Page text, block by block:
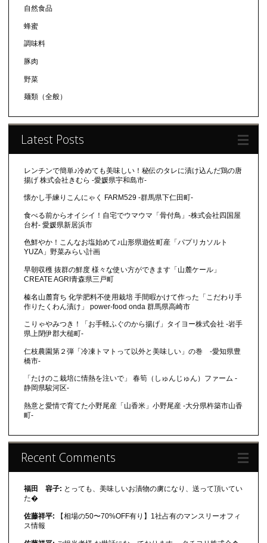
自然食品
蜂蜜
調味料
豚肉
野菜
麺類（全般）
Latest Posts
レンチンで簡単♪冷めても美味しい！秘伝のタレに漬け込んだ鶏の唐
揚げ 株式会社きむら -愛媛県宇和島市-
懐かし手練りこんにゃく FARM529 -群馬県下仁田町-
食べる前からオイシイ！自宅でウマウマ「骨付鳥」-株式会社四国屋
台村- 愛媛県新居浜市
色鮮やか！こんなお塩始めて♪山形県遊佐町産「パプリカソルト
YUZA」野菜みらい計画
早朝収穫 抜群の鮮度 様々な使い方ができます「山麓ケール」
CREATE AGRI青森県三戸町
榛名山麓育ち 化学肥料不使用栽培 手間暇かけて作った「こだわり手
作りたくわん漬け」 power-food onda 群馬県高崎市
こりゃやみつき！「お手軽ふぐのから揚げ」タイヨー株式会社 -岩手
県上閉伊郡大槌町-
仁枝農園第２弾「冷凍トマトって以外と美味しい」の巻 -愛知県豊
橋市-
「たけのこ栽培に情熱を注いで」 春筍（しゅんじゅん）ファーム -
静岡県駿河区-
熱意と愛情で育てた小野尾産「山香米」小野尾産 -大分県杵築市山香
町-
Recent Comments
福田 容子: とっても、美味しいお漬物の虜になり、送って頂いてい
た�
佐藤祥平: 【相場の50〜70%OFF有り】1社占有のマンスリーオフィ
ス情報